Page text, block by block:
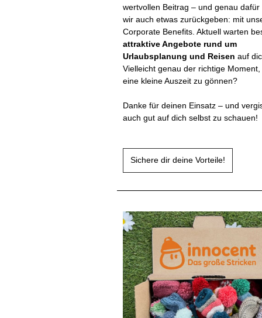
wertvollen Beitrag – und genau dafür
wir auch etwas zurückgeben: mit
Corporate Benefits. Aktuell warten
attraktive Angebote rund um
Urlaubsplanung und Reisen auf
Vielleicht genau der richtige
eine kleine Auszeit zu gönnen?
Danke für deinen Einsatz – und
auch gut auf dich selbst zu schauen!
Sichere dir deine Vorteile!